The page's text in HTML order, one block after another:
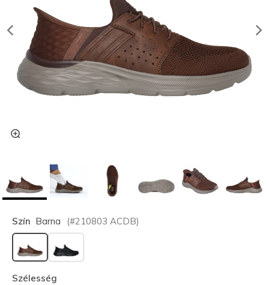
Szín Barna (#210803 ACDB)
kiválasztva
Szélesség